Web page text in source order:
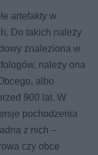
artefakty w
Do takich należy
znaleziona w
należy ona
albo
900 lat. W
pochodzenia
z nich –
czy obce